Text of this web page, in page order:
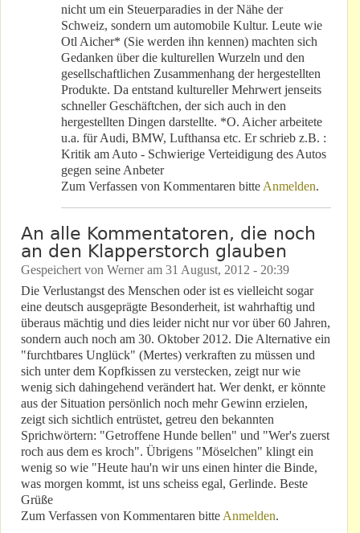
nicht um ein Steuerparadies in der Nähe der
Schweiz, sondern um automobile Kultur. Leute wie
Otl Aicher* (Sie werden ihn kennen) machten sich
Gedanken über die kulturellen Wurzeln und den
gesellschaftlichen Zusammenhang der hergestellten
Produkte. Da entstand kultureller Mehrwert jenseits
schneller Geschäftchen, der sich auch in den
hergestellten Dingen darstellte. *O. Aicher arbeitete
u.a. für Audi, BMW, Lufthansa etc. Er schrieb z.B. :
Kritik am Auto - Schwierige Verteidigung des Autos
gegen seine Anbeter
Zum Verfassen von Kommentaren bitte Anmelden.
An alle Kommentatoren, die noch
an den Klapperstorch glauben
Gespeichert von Werneram 31 August, 2012 - 20:39
Die Verlustangst des Menschen oder ist es vielleicht sogar
eine deutsch ausgeprägte Besonderheit, ist wahrhaftig und
überaus mächtig und dies leider nicht nur vor über 60 Jahren,
sondern auch noch am 30. Oktober 2012. Die Alternative ein
"furchtbares Unglück" (Mertes) verkraften zu müssen und
sich unter dem Kopfkissen zu verstecken, zeigt nur wie
wenig sich dahingehend verändert hat. Wer denkt, er könnte
aus der Situation persönlich noch mehr Gewinn erzielen,
zeigt sich sichtlich entrüstet, getreu den bekannten
Sprichwörtern: "Getroffene Hunde bellen" und "Wer's zuerst
roch aus dem es kroch". Übrigens "Möselchen" klingt ein
wenig so wie "Heute hau'n wir uns einen hinter die Binde,
was morgen kommt, ist uns scheiss egal, Gerlinde. Beste
Grüße
Zum Verfassen von Kommentaren bitte Anmelden.